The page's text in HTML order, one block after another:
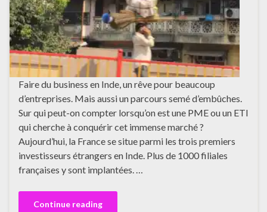
Faire du business en Inde, un rêve pour beaucoup
d’entreprises. Mais aussi un parcours semé d’embûches.
Sur qui peut-on compter lorsqu’on est une PME ou un ETI
qui cherche à conquérir cet immense marché ?
Aujourd’hui, la France se situe parmi les trois premiers
investisseurs étrangers en Inde. Plus de 1000 filiales
françaises y sont implantées. …
Continue reading